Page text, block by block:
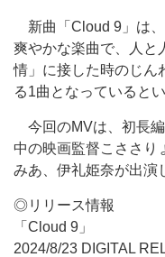
新曲「Cloud 9」は、
爽やかな楽曲で、人と
情」に接した時のじん
る1曲となっているとい
今回のMVは、初長
中の映画監督こささり
みあ、伊礼姫奈が出演
◎リリース情報
「Cloud 9」
2024/8/23 DIGITAL